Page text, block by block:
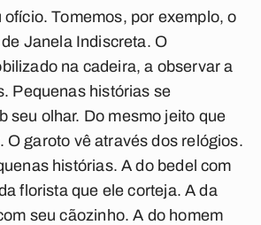
ofício. Tomemos, por exemplo, o
Janela Indiscreta. O
na cadeira, a observar a
Pequenas histórias se
seu olhar. Do mesmo jeito que
. O garoto vê através dos relógios.
histórias. A do bedel com
florista que ele corteja. A da
seu cãozinho. A do homem